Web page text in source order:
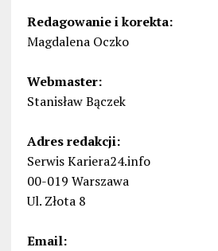
Redagowanie i korekta:
Magdalena Oczko
Webmaster:
Stanisław Bączek
Adres redakcji:
Serwis Kariera24.info
00-019 Warszawa
Ul. Złota 8
Email: